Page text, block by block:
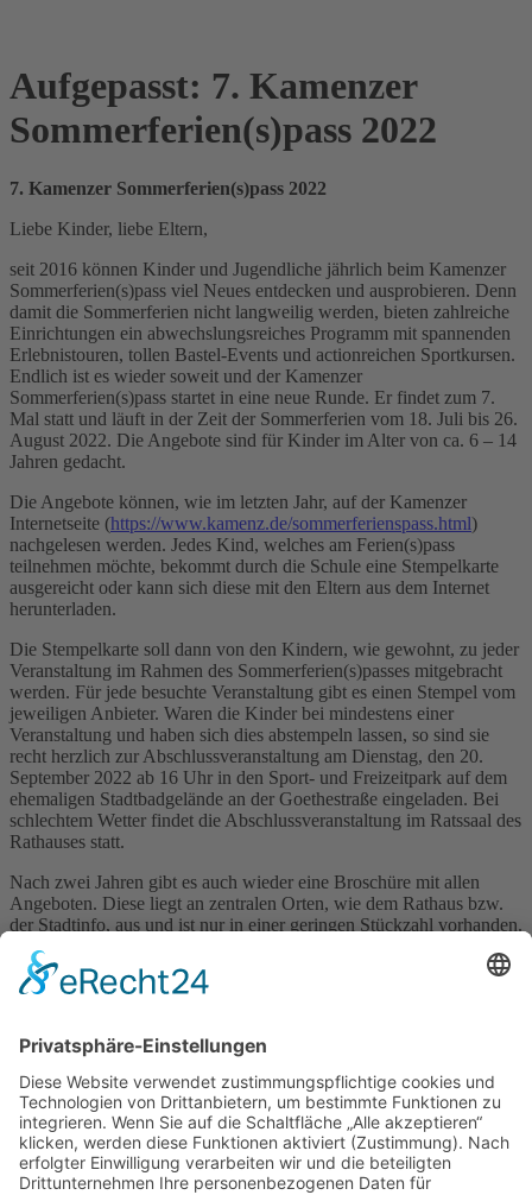
Aufgepasst: 7. Kamenzer
Sommerferien(s)pass 2022
7. Kamenzer Sommerferien(s)pass 2022
Liebe Kinder, liebe Eltern,
seit 2016 können Kinder und Jugendliche jährlich beim Kamenzer
Sommerferien(s)pass viel Neues entdecken und ausprobieren. Denn
damit die Sommerferien nicht langweilig werden, bieten zahlreiche
Einrichtungen ein abwechslungsreiches Programm mit spannenden
Erlebnistouren, tollen Bastel-Events und actionreichen Sportkursen.
Endlich ist es wieder soweit und der Kamenzer
Sommerferien(s)pass startet in eine neue Runde. Er findet zum 7.
Mal statt und läuft in der Zeit der Sommerferien vom 18. Juli bis 26.
August 2022. Die Angebote sind für Kinder im Alter von ca. 6 – 14
Jahren gedacht.
Die Angebote können, wie im letzten Jahr, auf der Kamenzer
Internetseite (https://www.kamenz.de/sommerferienspass.html)
nachgelesen werden. Jedes Kind, welches am Ferien(s)pass
teilnehmen möchte, bekommt durch die Schule eine Stempelkarte
ausgereicht oder kann sich diese mit den Eltern aus dem Internet
herunterladen.
Die Stempelkarte soll dann von den Kindern, wie gewohnt, zu jeder
Veranstaltung im Rahmen des Sommerferien(s)passes mitgebracht
werden. Für jede besuchte Veranstaltung gibt es einen Stempel vom
jeweiligen Anbieter. Waren die Kinder bei mindestens einer
Veranstaltung und haben sich dies abstempeln lassen, so sind sie
recht herzlich zur Abschlussveranstaltung am Dienstag, den 20.
September 2022 ab 16 Uhr in den Sport- und Freizeitpark auf dem
ehemaligen Stadtbadgelände an der Goethestraße eingeladen. Bei
schlechtem Wetter findet die Abschlussveranstaltung im Ratssaal des
Rathauses statt.
Nach zwei Jahren gibt es auch wieder eine Broschüre mit allen
Angeboten. Diese liegt an zentralen Orten, wie dem Rathaus bzw.
der Stadtinfo, aus und ist nur in einer geringen Stückzahl vorhanden.
Die Broschüren sind vorrangig für die Familien gedacht, welche
keinen Internetzugang haben und werden diesen kostenlos
ausgehändigt.
Sachbearbeiterin für Jugend und Sport bei der Stadt Kamenz
(Telefon: 03578 379-233; E-Mail an elena.johne@stadt.kamenz.de).
Wir freuen uns auf eine zahlreiche Teilnahme.
Mit Vorfreude